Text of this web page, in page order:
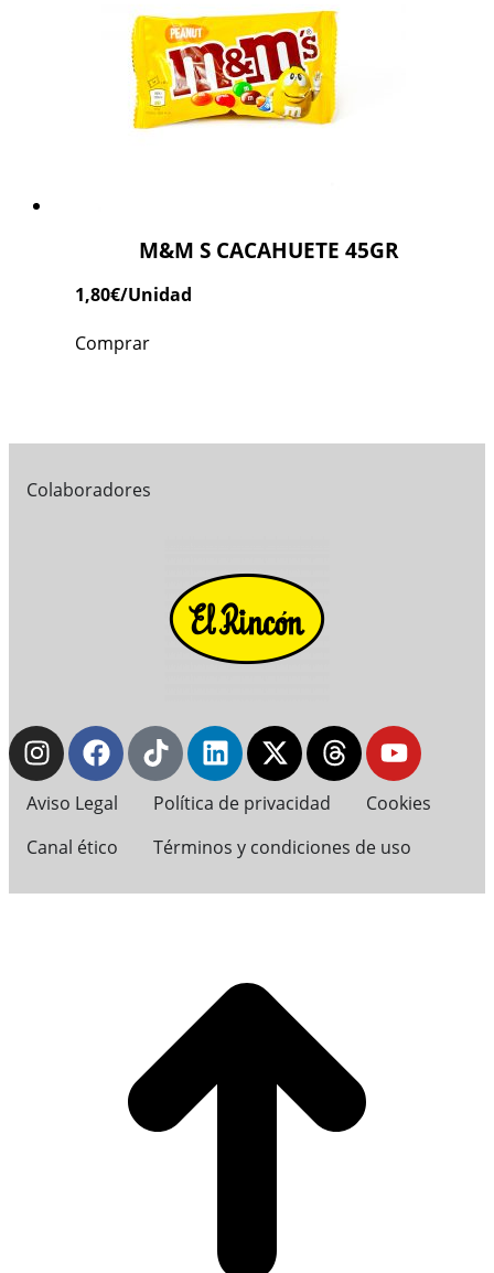
M&M S CACAHUETE 45GR
1,80€/Unidad
Comprar
Colaboradores
Aviso Legal Política de privacidad
Cookies
Canal ético
Términos y condiciones de uso